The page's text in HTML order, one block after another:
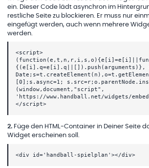
ein. Dieser Code lädt asynchron im
restliche Seite zu blockieren. Er muss nur
eingefügt werden, auch wenn mehrere
werden.
<script>
{(e[i].q=e[i].q||[]).push(arguments)},
[0];s.async=1;
(window,document,"script",
'https://www.handball.net/widgets/
</script>
2. Füge den HTML-Container in Deiner Seite
Widget erscheinen soll.
<div id='handball-spielplan'></div>